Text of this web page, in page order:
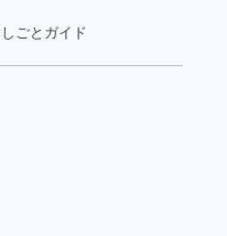
ごとガイド